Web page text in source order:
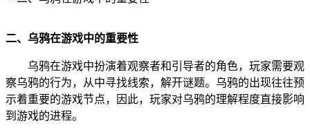
二、乌鸦在游戏中的重要性
乌鸦在游戏中扮演着观察者和引导者的角色，玩家需要观
察乌鸦的行为，从中寻找线索，解开谜题。乌鸦的出现往往预
示着重要的游戏节点，因此，玩家对乌鸦的理解程度直接影响
到游戏的进程。